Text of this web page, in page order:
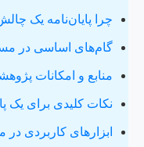
چرا پایان‌نامه یک
گام‌های اساسی در
منابع و امکانات
نکات کلیدی برای یک
ابزارهای کاربردی